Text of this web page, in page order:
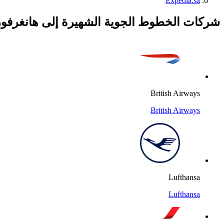
شركات الخطوط الجوية الشهيرة إلى
British Airways
British Airways
Lufthansa
Lufthansa